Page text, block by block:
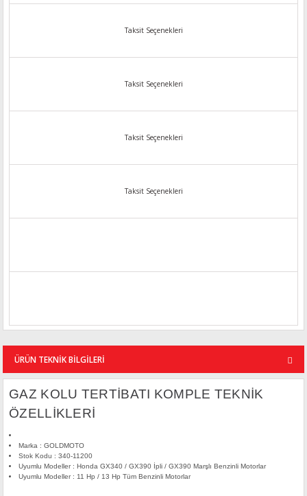
Taksit Seçenekleri
Taksit Seçenekleri
Taksit Seçenekleri
Taksit Seçenekleri
ÜRÜN TEKNİK BİLGİLERİ
GAZ KOLU TERTİBATI KOMPLE TEKNİK
ÖZELLİKLERİ
Marka : GOLDMOTO
Stok Kodu : 340-11200
Uyumlu Modeller : Honda GX340 / GX390 İpli / GX390 Marşlı Benzinli Motorlar
Uyumlu Modeller : 11 Hp / 13 Hp Tüm Benzinli Motorlar